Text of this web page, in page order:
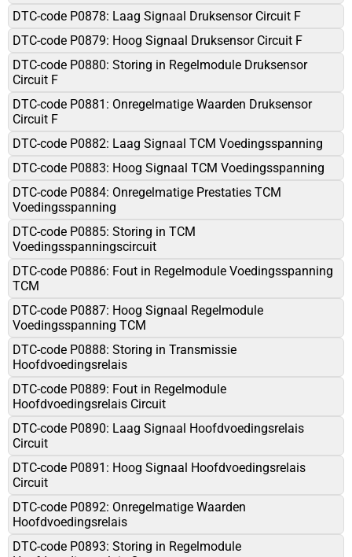
DTC-code P0878: Laag Signaal Druksensor Circuit F
DTC-code P0879: Hoog Signaal Druksensor Circuit F
DTC-code P0880: Storing in Regelmodule Druksensor
Circuit F
DTC-code P0881: Onregelmatige Waarden Druksensor
Circuit F
DTC-code P0882: Laag Signaal TCM Voedingsspanning
DTC-code P0883: Hoog Signaal TCM Voedingsspanning
DTC-code P0884: Onregelmatige Prestaties TCM
Voedingsspanning
DTC-code P0885: Storing in TCM
Voedingsspanningscircuit
DTC-code P0886: Fout in Regelmodule Voedingsspanning
TCM
DTC-code P0887: Hoog Signaal Regelmodule
Voedingsspanning TCM
DTC-code P0888: Storing in Transmissie
Hoofdvoedingsrelais
DTC-code P0889: Fout in Regelmodule
Hoofdvoedingsrelais Circuit
DTC-code P0890: Laag Signaal Hoofdvoedingsrelais
Circuit
DTC-code P0891: Hoog Signaal Hoofdvoedingsrelais
Circuit
DTC-code P0892: Onregelmatige Waarden
Hoofdvoedingsrelais
DTC-code P0893: Storing in Regelmodule